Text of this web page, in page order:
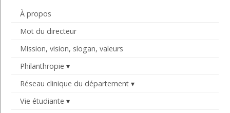
À propos
Mot du directeur
Mission, vision, slogan, valeurs
Philanthropie
Réseau clinique du département
Vie étudiante